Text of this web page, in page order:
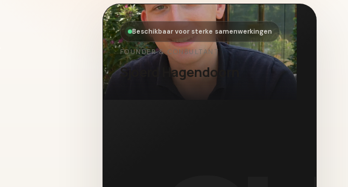
Beschikbaar voor sterke samenwerkingen
FOUNDER & CONSULTANT
Sjoerd Hagendoorn